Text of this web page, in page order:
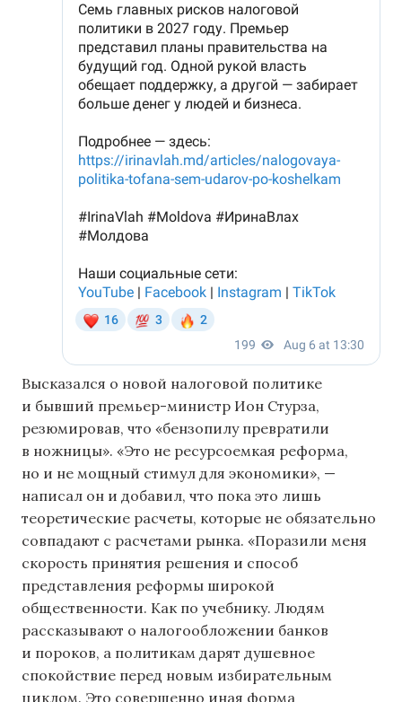
Высказался о новой налоговой политике
и бывший премьер-министр Ион Стурза,
резюмировав, что «бензопилу превратили
в ножницы». «Это не ресурсоемкая реформа,
но и не мощный стимул для экономики», —
написал он и добавил, что пока это лишь
теоретические расчеты, которые не обязательно
совпадают с расчетами рынка. «Поразили меня
скорость принятия решения и способ
представления реформы широкой
общественности. Как по учебнику. Людям
рассказывают о налогообложении банков
и пороков, а политикам дарят душевное
спокойствие перед новым избирательным
циклом. Это совершенно иная форма